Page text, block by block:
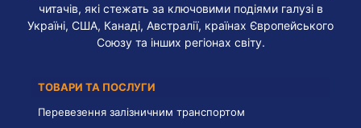
читачів, які стежать за ключовими подіями галузі в
Україні, США, Канаді, Австралії, країнах Європейського
Союзу та інших регіонах світу.
ТОВАРИ ТА ПОСЛУГИ
Перевезення залізничним транспортом